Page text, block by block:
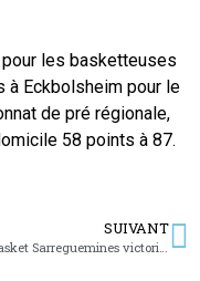
pour les basketteuses
à Eckbolsheim pour le
de pré régionale,
58 points à 87.
SUIVANT
L’Asso Basket Sarreguemines victorieuse face au NBC Sarrebourg 2 : 57-48